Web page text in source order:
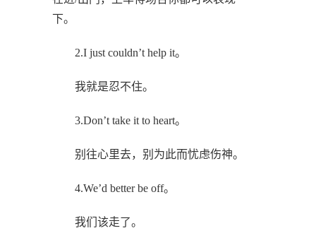
下。
2.I just couldn’t help it。
我就是忍不住。
3.Don’t take it to heart。
别往心里去，别为此而忧虑伤神。
4.We’d better be off。
我们该走了。